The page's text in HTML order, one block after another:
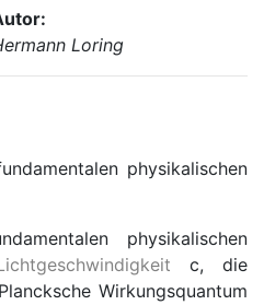
Loring
physikalischen
physikalischen
c, die
Wirkungsquantum